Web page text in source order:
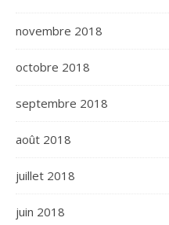
novembre 2018
octobre 2018
septembre 2018
août 2018
juillet 2018
juin 2018